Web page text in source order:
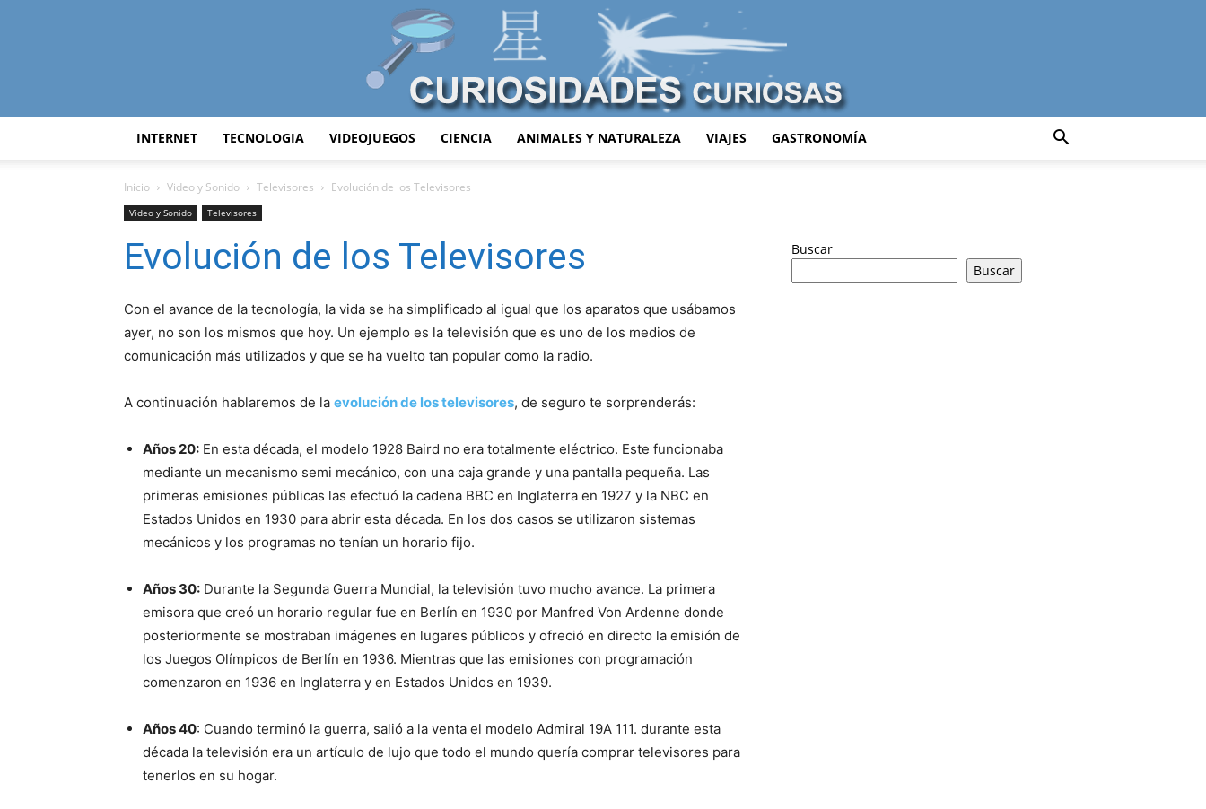
del
Mundo
INTERNET TECNOLOGIA VIDEOJUEGOS CIENCIA ANIMALES Y NATURALEZA VIAJES GASTRONOMÍA
Inicio Video y Sonido Televisores Evolución de los Televisores
Video y Sonido Televisores
Evolución de los Televisores
Con el avance de la tecnología, la vida se ha simplificado al igual que los aparatos que usábamos
ayer, no son los mismos que hoy. Un ejemplo es la televisión que es uno de los medios de
comunicación más utilizados y que se ha vuelto tan popular como la radio.
A continuación hablaremos de la evolución de los televisores, de seguro te sorprenderás:
Años 20: En esta década, el modelo 1928 Baird no era totalmente eléctrico. Este funcionaba
mediante un mecanismo semi mecánico, con una caja grande y una pantalla pequeña. Las
primeras emisiones públicas las efectuó la cadena BBC en Inglaterra en 1927 y la NBC en
Estados Unidos en 1930 para abrir esta década. En los dos casos se utilizaron sistemas
mecánicos y los programas no tenían un horario fijo.
Años 30: Durante la Segunda Guerra Mundial, la televisión tuvo mucho avance. La primera
emisora que creó un horario regular fue en Berlín en 1930 por Manfred Von Ardenne donde
posteriormente se mostraban imágenes en lugares públicos y ofreció en directo la emisión de
los Juegos Olímpicos de Berlín en 1936. Mientras que las emisiones con programación
comenzaron en 1936 en Inglaterra y en Estados Unidos en 1939.
Años 40: Cuando terminó la guerra, salió a la venta el modelo Admiral 19A 111. durante esta
década la televisión era un artículo de lujo que todo el mundo quería comprar televisores para
tenerlos en su hogar.
Buscar
Buscar